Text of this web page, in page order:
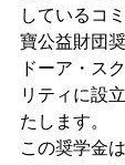
しているコ
寶公益財団
ドーア・ス
リティに設
たします。
この奨学金